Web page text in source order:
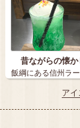
昔ながらの懐
飯綱にある信州ラ
リスマ塚田兼…
ア